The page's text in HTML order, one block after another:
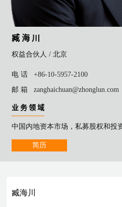
臧 海 川
权益合伙人 /北京
电 话
+86-10-5957-2100
邮 箱
zanghaichuan@zhonglun.com
业 务 领 域
中国内地资本市场，私募股权和投
简历
臧海川